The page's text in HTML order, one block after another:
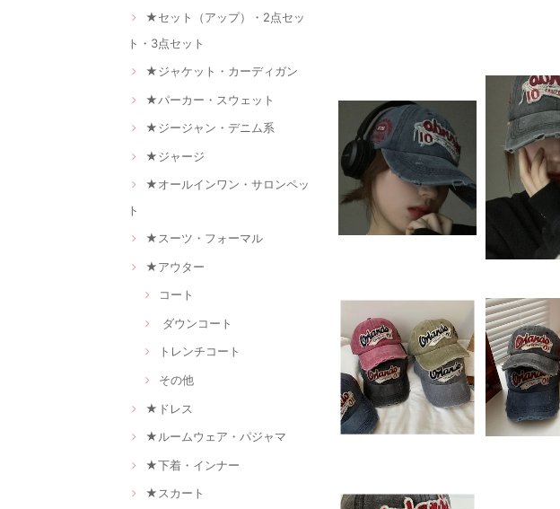
★セット（アップ）・2点セッ
ト・3点セット
★ジャケット・カーディガン
★パーカー・スウェット
★ジージャン・デニム系
★ジャージ
★オールインワン・サロンペッ
ト
★スーツ・フォーマル
★アウター
コート
ダウンコート
トレンチコート
その他
★ドレス
★ルームウェア・パジャマ
★下着・インナー
★スカート